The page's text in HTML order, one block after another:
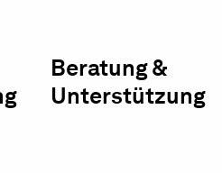
Beratung &
Unterstützung